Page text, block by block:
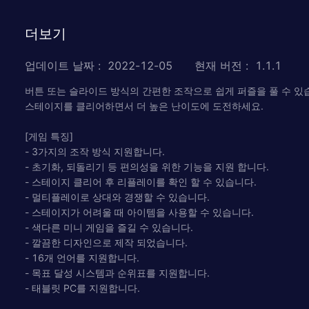
더보기
업데이트 날짜 : 2022-12-05 현재 버전 : 1.1.1
버튼 또는 슬라이드 방식의 간편한 조작으로 쉽게 퍼즐을 풀 수 있
스테이지를 클리어하면서 더 높은 난이도에 도전하세요.
[게임 특징]
- 3가지의 조작 방식 지원합니다.
- 초기화, 되돌리기 등 편의성을 위한 기능을 지원 합니다.
- 스테이지 클리어 후 리플레이를 확인 할 수 있습니다.
- 멀티플레이로 상대와 경쟁할 수 있습니다.
- 스테이지가 어려울 때 아이템을 사용할 수 있습니다.
- 색다른 미니 게임을 즐길 수 있습니다.
- 깔끔한 디자인으로 제작 되었습니다.
- 16개 언어를 지원합니다.
- 목표 달성 시스템과 순위표를 지원합니다.
- 태블릿 PC를 지원합니다.